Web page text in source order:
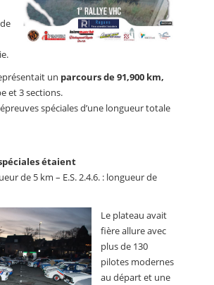
un parcours de 91,900 km,
et 3 sections.
spéciales d’une longueur totale
étaient
de 5 km – E.S. 2.4.6. : longueur de
Le plateau avait
fière allure avec
plus de 130
pilotes modernes
au départ et une